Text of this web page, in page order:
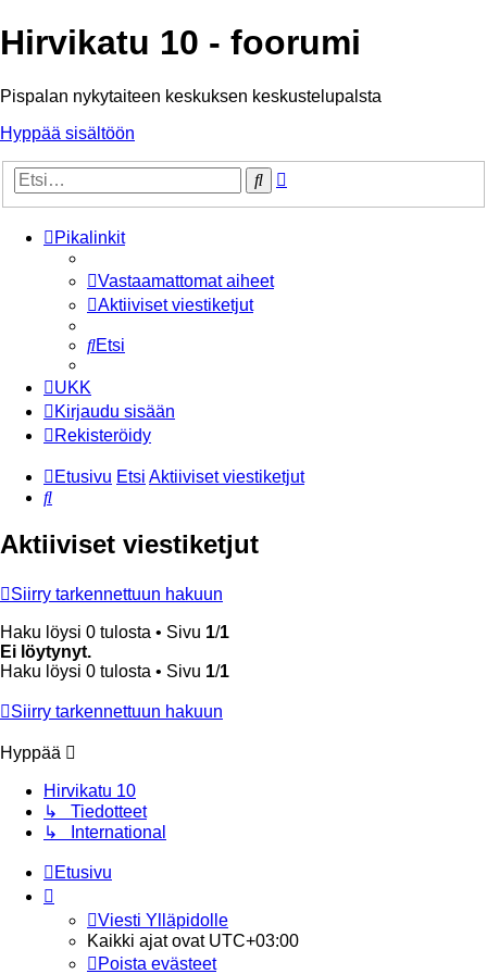
Hirvikatu 10 - foorumi
Pispalan nykytaiteen keskuksen keskustelupalsta
Hyppää sisältöön
Etsi
Pikalinkit
Vastaamattomat aiheet
Aktiiviset viestiketjut
Etsi
UKK
Kirjaudu sisään
Rekisteröidy
Etusivu Etsi Aktiiviset viestiketjut
Etsi
Aktiiviset viestiketjut
Siirry tarkennettuun hakuun
Haku löysi 0 tulosta • Sivu 1/1
Ei löytynyt.
Haku löysi 0 tulosta • Sivu 1/1
Siirry tarkennettuun hakuun
Hyppää
Hirvikatu 10
↳ Tiedotteet
↳ International
Etusivu
Viesti Ylläpidolle
Kaikki ajat ovat UTC+03:00
Poista evästeet